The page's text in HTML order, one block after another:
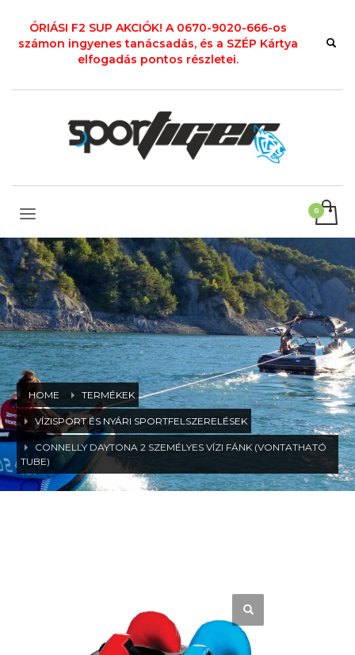
ÓRIÁSI F2 SUP AKCIÓK! A 0670-9020-666-os
számon ingyenes tanácsadás, és a SZÉP Kártya
elfogadás pontos részletei.
HOME TERMÉKEK
VÍZISPORT ÉS NYÁRI SPORTFELSZERELÉSEK
CONNELLY DAYTONA 2 SZEMÉLYES VÍZI FÁNK (VONTATHATÓ
TUBE)